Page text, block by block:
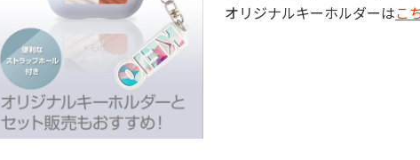
オリジナルキーホルダーはこ